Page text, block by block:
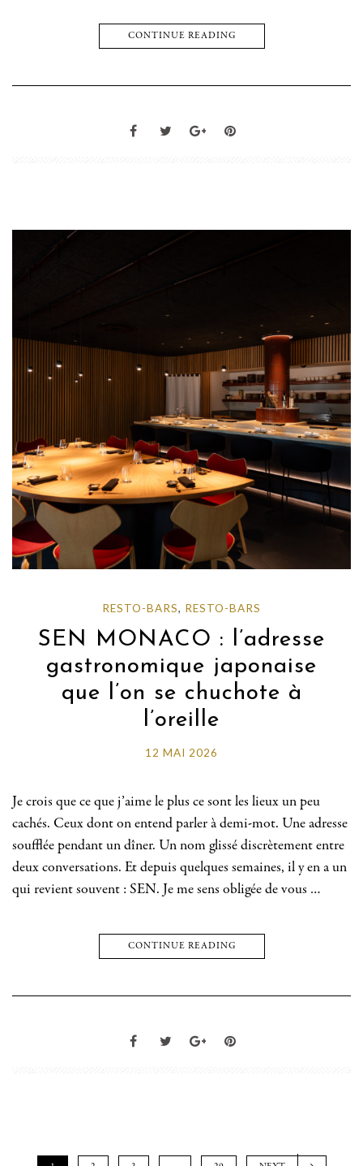
CONTINUE READING
RESTO-BARS, RESTO-BARS
SEN MONACO : l’adresse
gastronomique japonaise
que l’on se chuchote à
l’oreille
12 MAI 2026
Je crois que ce que j’aime le plus ce sont les lieux un peu
cachés. Ceux dont on entend parler à demi-mot. Une adresse
soufflée pendant un dîner. Un nom glissé discrètement entre
deux conversations. Et depuis quelques semaines, il y en a un
qui revient souvent : SEN. Je me sens obligée de vous …
CONTINUE READING